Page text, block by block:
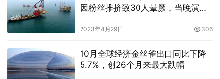
因粉丝推挤致30人晕厥，当晚演出
2023年4月29日 306
10月全球经济金丝雀出口同比下降
5.7%，创26个月来最大跌幅